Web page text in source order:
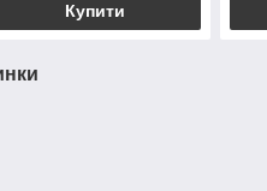
Купити